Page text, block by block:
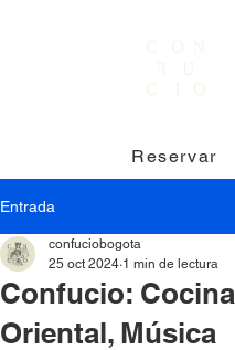
Reservar
Entrada
Confucio: Cocina
Oriental, Música
confuciobogota
25 oct 2024 1 min de lectura